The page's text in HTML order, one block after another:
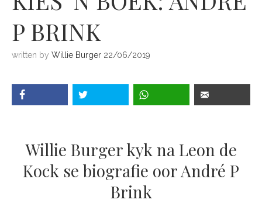
P BRINK
written by Willie Burger 22/06/2019
Willie Burger kyk na Leon de
Kock se biografie oor André P
Brink